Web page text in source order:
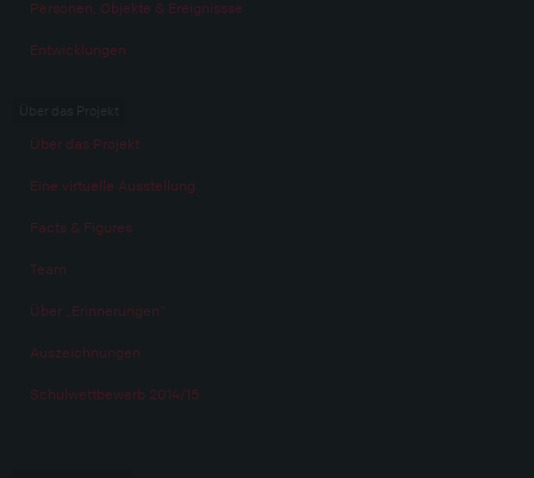
Personen, Objekte & Ereignissse
Entwicklungen
Über das Projekt
Eine virtuelle Ausstellung
Facts & Figures
Team
Über „Erinnerungen“
Auszeichnungen
Schulwettbewerb 2014/15